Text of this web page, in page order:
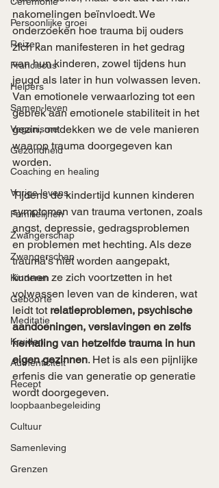
Persoonlijke groei
Reizen
Franciscus
Helpers
Samen-leven
Veganisme
Gezondheid
Coaching en healing
Vorige levens
Familielijnen
Zwangerschap
Zwangerschap
Kinderen
Geboorte
Meditatie
Kruiden
Authenticiteit
Recept
loopbaanbegeleiding
Cultuur
Samenleving
Grenzen
nakomelingen beïnvloedt. We
onderzoeken hoe trauma bij ouders
zich kan manifesteren in het gedrag
van hun kinderen, zowel tijdens hun
jeugd als later in hun volwassen leven.
Van emotionele verwaarlozing tot een
gebrek aan emotionele stabiliteit in het
gezin, ontdekken we de vele manieren
waarop trauma doorgegeven kan
worden.
Tijdens de kindertijd kunnen kinderen
symptomen van trauma vertonen, zoals
angst, depressie, gedragsproblemen
en problemen met hechting. Als deze
trauma's niet worden aangepakt,
kunnen ze zich voortzetten in het
volwassen leven van de kinderen, wat
leidt tot relatieproblemen, psychische
aandoeningen, verslavingen en zelfs
herhaling van hetzelfde trauma in hun
eigen gezinnen. Het is als een pijnlijke
erfenis die van generatie op generatie
wordt doorgegeven.